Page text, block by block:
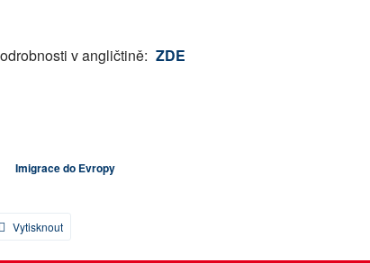
v angličtině: ZDE
Imigrace do Evropy
Vytisknout